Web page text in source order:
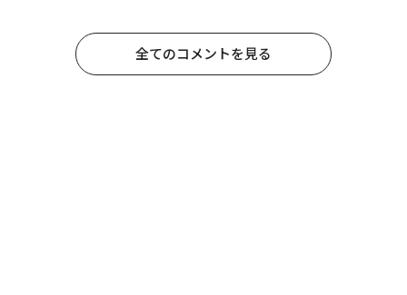
全てのコメントを見る